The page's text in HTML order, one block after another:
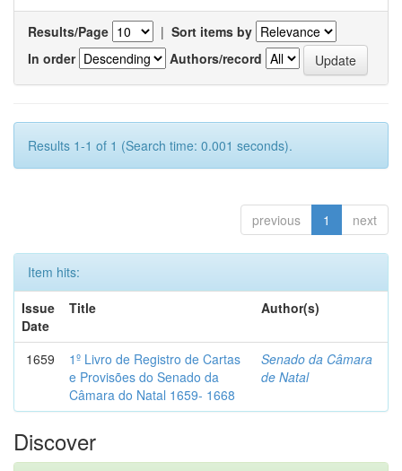
Results/Page | Sort items by
In order
Authors/record
Results 1-1 of 1 (Search time: 0.001 seconds).
previous 1 next
Item hits:
Issue
Date
Title Author(s)
1659
1º Livro de Registro de Cartas
e Provisões do Senado da
Câmara do Natal 1659- 1668
Senado da Câmara
de Natal
Discover